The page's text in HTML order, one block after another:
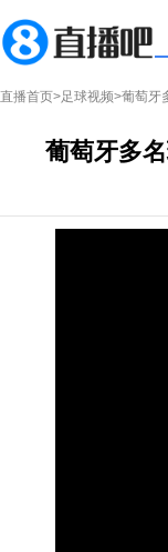
直播首页>足球视频>葡萄牙
葡萄牙多